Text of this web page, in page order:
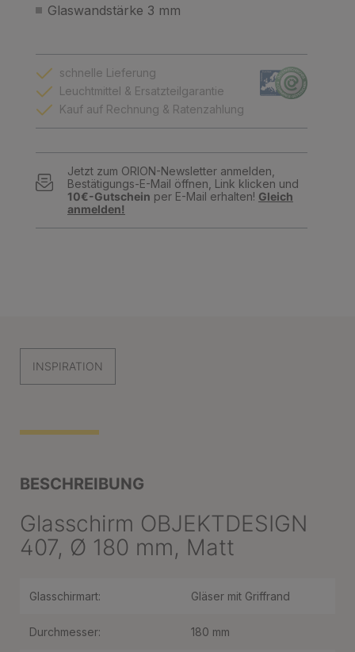
Glaswandstärke 3 mm
schnelle Lieferung
Leuchtmittel & Ersatzteilgarantie
Kauf auf Rechnung & Ratenzahlung
Jetzt zum ORION-Newsletter anmelden,
Bestätigungs-E-Mail öffnen, Link klicken und
10€-Gutschein per E-Mail erhalten! Gleich
anmelden!
INSPIRATION
BESCHREIBUNG
Glasschirm OBJEKTDESIGN
407, Ø 180 mm, Matt
Glasschirmart: Gläser mit Griffrand
Durchmesser: 180 mm